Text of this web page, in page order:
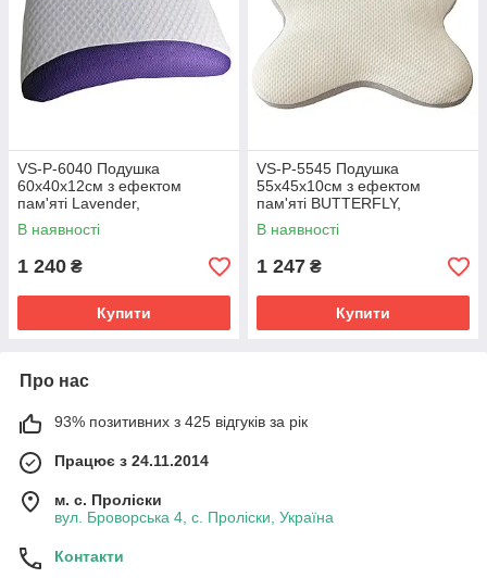
VS-P-6040 Подушка
60x40х12см з ефектом
пам'яті Lavender,
VERSAILLES
В наявності
1 240 ₴
Купити
VS-P-5545 Подушка
55x45х10см з ефектом
пам'яті BUTTERFLY,
VERSAILLES
В наявності
1 247 ₴
Купити
Про нас
93% позитивних з 425 відгуків за рік
Працює з 24.11.2014
м. с. Проліски
вул. Броворська 4, с. Проліски, Україна
Контакти